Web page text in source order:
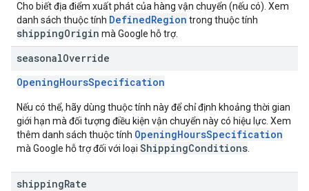
Cho biết địa điểm xuất phát của hàng vận chuyển (nếu có). Xem
danh sách thuộc tính DefinedRegion trong thuộc tính
shippingOrigin mà Google hỗ trợ.
seasonalOverride
OpeningHoursSpecification
Nếu có thể, hãy dùng thuộc tính này để chỉ định khoảng thời gian
giới hạn mà đối tượng điều kiện vận chuyển này có hiệu lực. Xem
thêm danh sách thuộc tính OpeningHoursSpecification
mà Google hỗ trợ đối với loại ShippingConditions
shippingRate